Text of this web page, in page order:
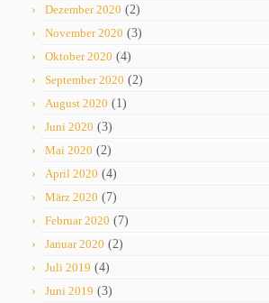
Dezember 2020 (2)
November 2020 (3)
Oktober 2020 (4)
September 2020 (2)
August 2020 (1)
Juni 2020 (3)
Mai 2020 (2)
April 2020 (4)
März 2020 (7)
Februar 2020 (7)
Januar 2020 (2)
Juli 2019 (4)
Juni 2019 (3)